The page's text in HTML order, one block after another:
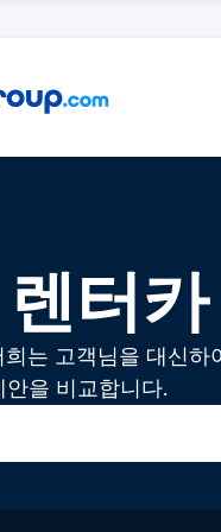
터카
는 고객님을 대신하
을 비교합니다.